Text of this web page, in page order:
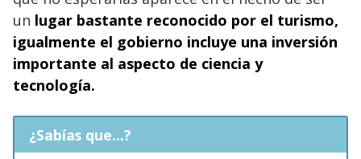
un lugar bastante reconocido por el turismo,
igualmente el gobierno incluye una inversión
importante al aspecto de ciencia y
tecnología.
¿Sabías que...?